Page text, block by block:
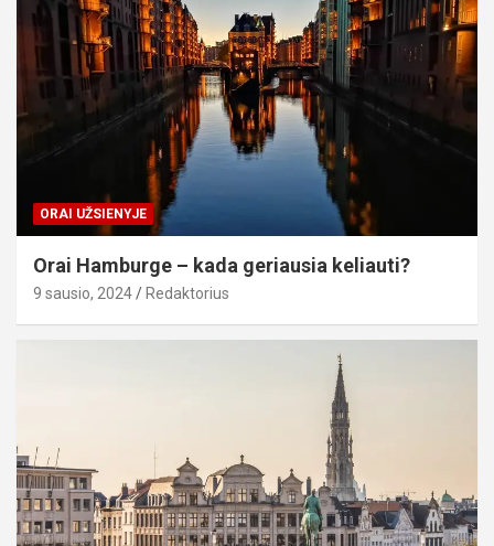
ORAI UŽSIENYJE
Orai Hamburge – kada geriausia keliauti?
9 sausio, 2024 Redaktorius